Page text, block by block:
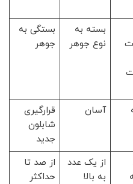
بسته به
نوع جوهر
بستگی به
جوهر
آسان
قرارگیری
شابلون
جدید
از یک عدد
به بالا
از صد تا
حداکثر